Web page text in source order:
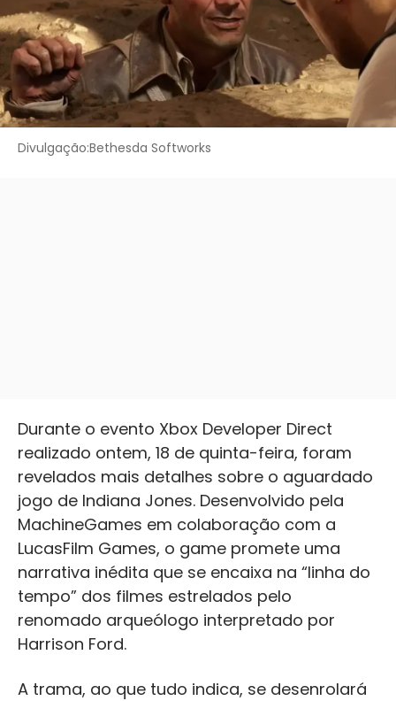
Divulgação:Bethesda Softworks
Durante o evento Xbox Developer Direct
realizado ontem, 18 de quinta-feira, foram
revelados mais detalhes sobre o aguardado
jogo de Indiana Jones. Desenvolvido pela
MachineGames em colaboração com a
LucasFilm Games, o game promete uma
narrativa inédita que se encaixa na “linha do
tempo” dos filmes estrelados pelo
renomado arqueólogo interpretado por
Harrison Ford.
A trama, ao que tudo indica, se desenrolará